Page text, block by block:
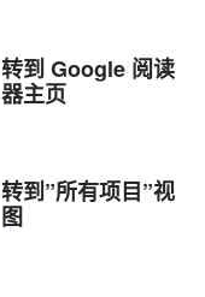
转到 Google 阅读
器主页
转到”所有项目”视
图